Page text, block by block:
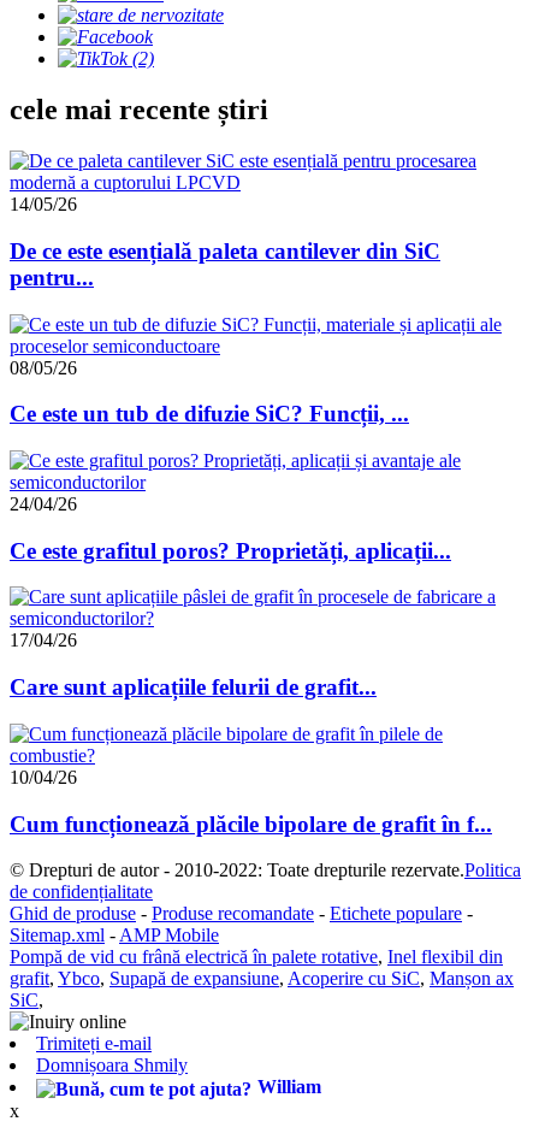
cele mai recente știri
14/05/26
De ce este esențială paleta cantilever din SiC
pentru...
08/05/26
Ce este un tub de difuzie SiC? Funcții, ...
24/04/26
Ce este grafitul poros? Proprietăți, aplicații...
17/04/26
Care sunt aplicațiile felurii de grafit...
10/04/26
Cum funcționează plăcile bipolare de grafit în f...
© Drepturi de autor - 2010-2022: Toate drepturile rezervate.Politica
de confidențialitate
Ghid de produse - Produse recomandate - Etichete populare -
Sitemap.xml - AMP Mobile
Pompă de vid cu frână electrică în palete rotative, Inel flexibil din
grafit, Ybco, Supapă de expansiune, Acoperire cu SiC, Manșon ax
SiC,
Trimiteți e-mail
Domnișoara Shmily
William
x